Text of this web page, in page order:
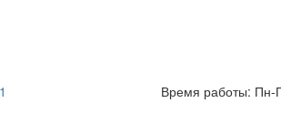
Время работы: Пн-